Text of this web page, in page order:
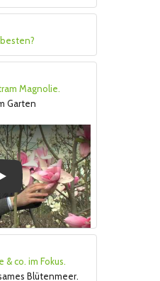
Magnolie.
Garten
co. im Fokus.
Blütenmeer.